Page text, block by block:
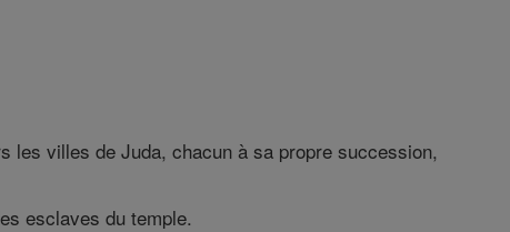
villes de Juda, chacun à sa propre succession,
esclaves du temple.